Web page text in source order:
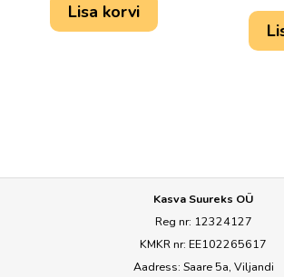
Lisa korvi
Kasva Suureks OÜ
Reg nr: 12324127
KMKR nr: EE102265617
Aadress: Saare 5a, Viljandi